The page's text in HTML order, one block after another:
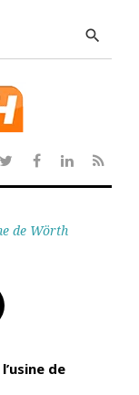
search
TwitterFacebook
Linkedin
RSS
de Wörth
de